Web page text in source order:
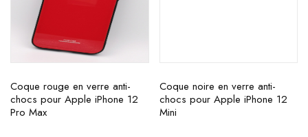
Coque rouge en verre anti-
chocs pour Apple iPhone 12
Pro Max
Coque noire en verre anti-
chocs pour Apple iPhone 12
Mini